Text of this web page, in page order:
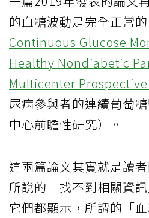
的血糖波動是完全正常
Continuous Glucose
Healthy Nondiabetic
Multicenter
尿病參與者的連續葡萄
中心前瞻性研究）。
這兩篇論文其實就是讀
所說的「找不到相關資
它們都顯示，所謂的「